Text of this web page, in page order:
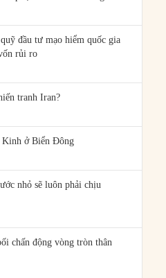
đầu tư mạo hiểm quốc gia
rủi ro
tranh Iran?
Kinh ở Biển Đông
nhỏ sẽ luôn phải chịu
chấn động vòng tròn thân